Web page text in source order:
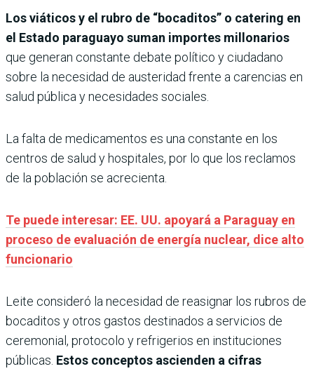
Los viáticos y el rubro de “bocaditos” o catering en
el Estado paraguayo suman importes millonarios
que generan constante debate político y ciudadano
sobre la necesidad de austeridad frente a carencias en
salud pública y necesidades sociales.
La falta de medicamentos es una constante en los
centros de salud y hospitales, por lo que los reclamos
de la población se acrecienta.
Te puede interesar: EE. UU. apoyará a Paraguay en
proceso de evaluación de energía nuclear, dice alto
funcionario
Leite consideró la necesidad de reasignar los rubros de
bocaditos y otros gastos destinados a servicios de
ceremonial, protocolo y refrigerios en instituciones
públicas. Estos conceptos ascienden a cifras